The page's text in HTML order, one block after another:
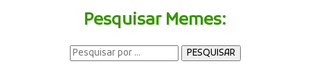
Pesquisar Memes: